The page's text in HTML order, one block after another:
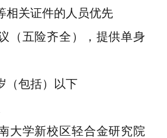
相关证件的人员优先
（五险齐全），提供单身
（包括）以下
大学新校区轻合金研究院